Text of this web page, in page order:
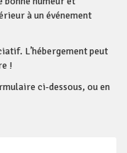
à un événement
L’hébergement peut
!
ci-dessous, ou en